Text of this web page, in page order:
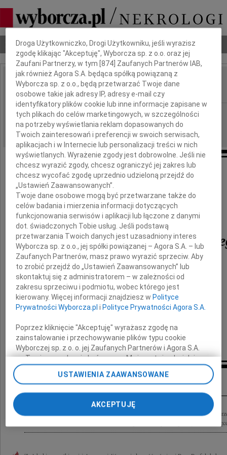
Nekrologi Odeszli Poradnik pogrzebowy
IMIĘ I NAZWISKO: Andrzej Papierkowski
REGION: Lublin
DATA EMISJI: 14.11.2018
Z głębokim żalem żegnamy
prof. dr hab.
Andrzeja
naszego wieloletniego Przyjaciela
Kierownik z Zespołem
Kliniki Nefrologii Dziecięcej
Inne kondolencje
Z głębokim żalem przyjęliśmy informację o śmierci Pana Prof. dr hab. n.med.
Kierownika Kliniki Pediatrii i Gastroenterologii Uniwersyteckiego Szpitala
Dbamy o Twoją prywatność
Droga Użytkowniczko, Drogi Użytkowniku, jeśli wyrazisz
zgodę klikając "Akceptuję", Wyborcza sp. z o.o. oraz jej
Zaufani Partnerzy, w tym [874 ] Zaufanych Partnerów IAB,
jak również Agora S.A. będąca spółką powiązaną z
Wyborcza sp. z o.o., będą przetwarzać Twoje dane
osobowe takie jak adresy IP, adresy e-mail czy
identyfikatory plików cookie lub inne informacje zapisane w
tych plikach do celów marketingowych, w szczególności
na potrzeby wyświetlania reklam dopasowanych do
Twoich zainteresowań i preferencji w swoich serwisach,
aplikacjach i w Internecie lub personalizacji treści w nich
wyświetlanych. Wyrażenie zgody jest dobrowolne. Jeśli nie
chcesz wyrazić zgody, chcesz ograniczyć jej zakres lub
chcesz wycofać zgodę uprzednio udzieloną przejdź do
„Ustawień Zaawansowanych”.
Twoje dane osobowe mogą być przetwarzane także do
celów badania i mierzenia informacji dotyczących
funkcjonowania serwisów i aplikacji lub łączone z danymi
dot. świadczonych Tobie usług. Jeśli podstawą
przetwarzania Twoich danych jest uzasadniony interes
Wyborcza sp. z o.o., jej spółki powiązanej – Agora S.A. – lub
Zaufanych Partnerów, masz prawo wyrazić sprzeciw. Aby
to zrobić przejdź do „Ustawień Zaawansowanych” lub
skontaktuj się z administratorem – w zależności od
zakresu sprzeciwu i podmiotu, wobec którego jest
kierowany. Więcej informacji znajdziesz w Polityce
Prywatności Wyborcza.pl i Polityce Prywatności Agora S.A.
Poprzez kliknięcie "Akceptuję" wyrażasz zgodę na
zainstalowanie i przechowywanie plików typu cookie
Wyborczej sp. z o. o. jej Zaufanych Partnerów i Agora S.A.
na Twoim urządzeniu końcowym. Możesz też w każdej
chwili zmienić swoje preferencje dot. plików cookie,
ponownie wywołując narzędzie do zarządzania Twoimi
odnośnik „Ustawienia prywatności” w stopce serwisu i
przechodząc do sekcji „Ustawienia zaawansowane”.
Zmiana ustawień plików cookie możliwa jest także za
pomocą ustawień przeglądarki.
My, nasi Zaufani Partnerzy i Agora S.A. możemy
USTAWIENIA ZAAWANSOWANE
AKCEPTUJĘ